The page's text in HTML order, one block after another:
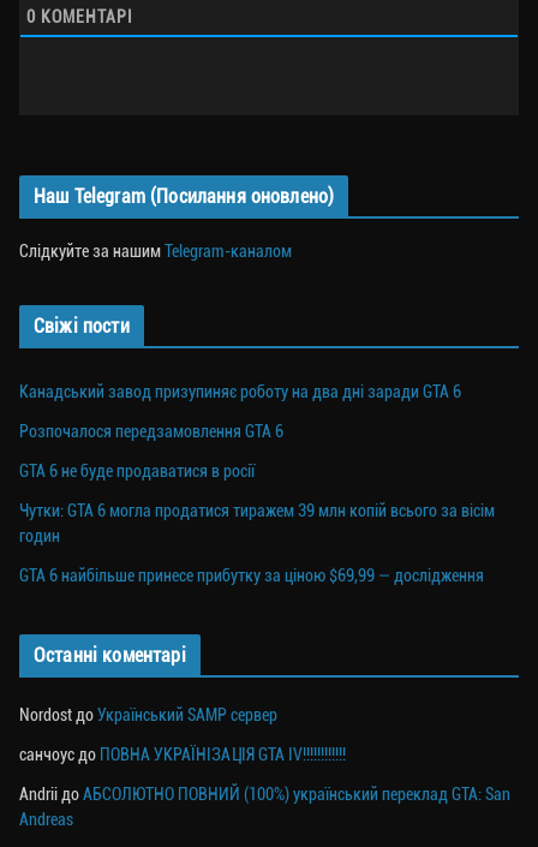
0 КОМЕНТАРІ
Наш Telegram (Посилання оновлено)
Слідкуйте за нашимTelegram-каналом
Свіжі пости
Канадський завод призупиняє роботу на два дні заради GTA 6
Розпочалося передзамовлення GTA 6
GTA 6 не буде продаватися в росії
Чутки: GTA 6 могла продатися тиражем 39 млн копій всього за вісім
годин
GTA 6 найбільше принесе прибутку за ціною $69,99 — дослідження
Останні коментарі
Nordost доУкраїнський SAMP сервер
санчоус до ПОВНА УКРАЇНІЗАЦІЯ GTA IV!!!!!!!!!!!!
Andrii доАБСОЛЮТНО ПОВНИЙ (100%) український переклад GTA: San
Andreas